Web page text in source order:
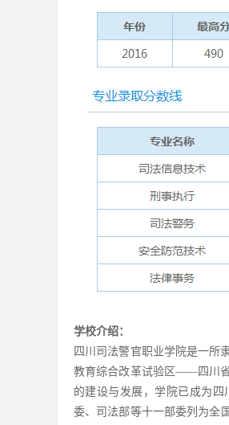
学校介绍：
四川司法警官职业学院是一所
教育综合改革试验区——四川省
的建设与发展，学院已成为
委、司法部等十一部委列为全